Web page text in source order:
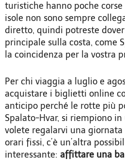
turistiche hanno poche
isole non sono sempre
diretto, quindi potreste
principale sulla costa, come
la coincidenza per la vostra
Per chi viaggia a luglio e
acquistare i biglietti online
anticipo perché le rotte più
Spalato-Hvar, si riempiono
volete regalarvi una
orari fissi, c’è un’altra
interessante: affittare una